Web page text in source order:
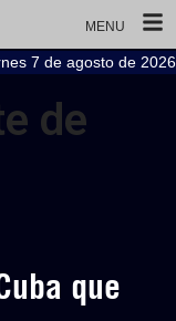
MENU
7 de agosto de 2026
de
que